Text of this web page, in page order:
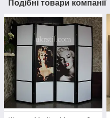
Подібні товари компанії